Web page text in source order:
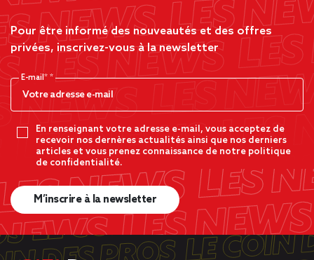
Pour être informé des nouveautés et des offres
privées, inscrivez-vous à la newsletter
E-mail*
En renseignant votre adresse e-mail, vous acceptez de
recevoir nos dernères actualités ainsi que nos derniers
articles et vous prenez connaissance de notre politique
de confidentialité.
M’inscrire à la newsletter